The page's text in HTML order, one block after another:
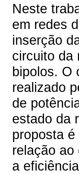
Neste
em redes
inserção
circuito da
bipolos. O
realizado
de
estado da
proposta
relação ao
a